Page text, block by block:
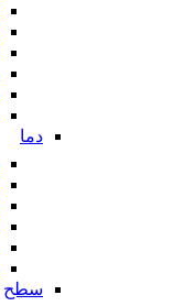
دما
سطح